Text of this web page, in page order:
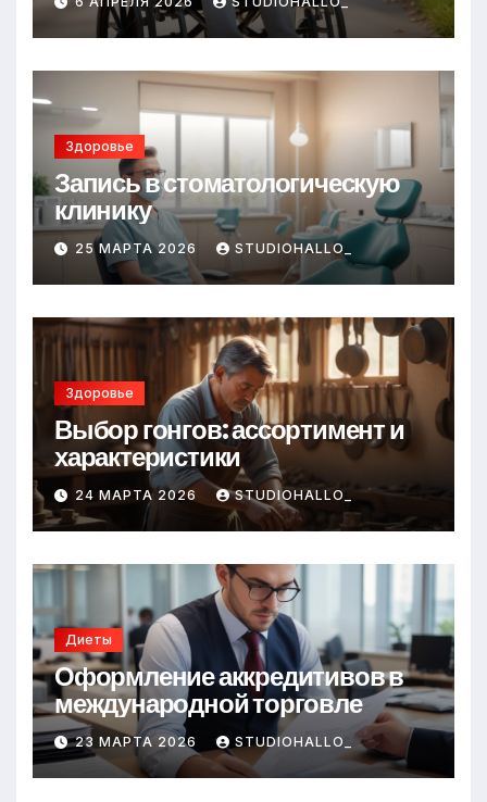
Здоровье
Запись в стоматологическую
клинику
25 МАРТА 2026 STUDIOHALLO_
Здоровье
Выбор гонгов: ассортимент и
характеристики
24 МАРТА 2026 STUDIOHALLO_
Диеты
Оформление аккредитивов в
международной торговле
23 МАРТА 2026 STUDIOHALLO_